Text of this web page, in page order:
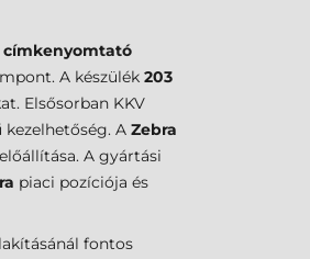
címkenyomtató
A készülék 203
Elsősorban KKV
A Zebra
A gyártási
piaci pozíciója és
fontos